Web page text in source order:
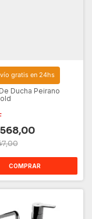
gratis en 24hs
Ducha Peirano
COMPRAR